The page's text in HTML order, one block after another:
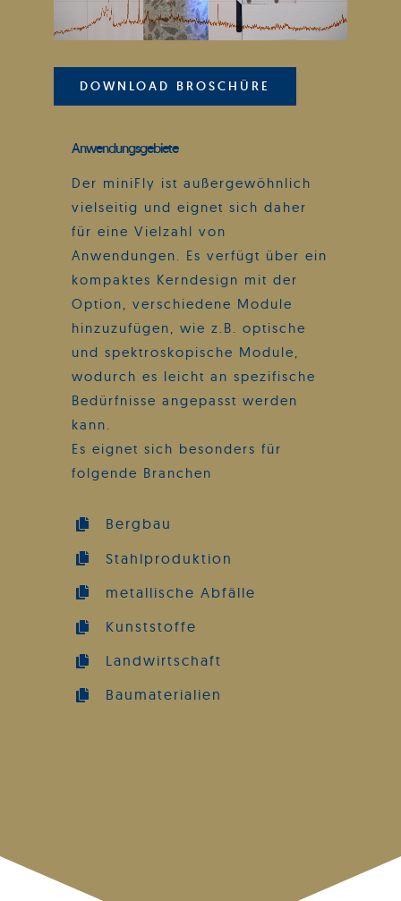
DOWNLOAD BROSCHÜRE
Anwendungsgebiete
Der miniFly ist außergewöhnlich
vielseitig und eignet sich daher
für eine Vielzahl von
Anwendungen. Es verfügt über ein
kompaktes Kerndesign mit der
Option, verschiedene Module
hinzuzufügen, wie z.B. optische
und spektroskopische Module,
wodurch es leicht an spezifische
Bedürfnisse angepasst werden
kann.
Es eignet sich besonders für
folgende Branchen
Bergbau
Stahlproduktion
metallische Abfälle
Kunststoffe
Landwirtschaft
Baumaterialien